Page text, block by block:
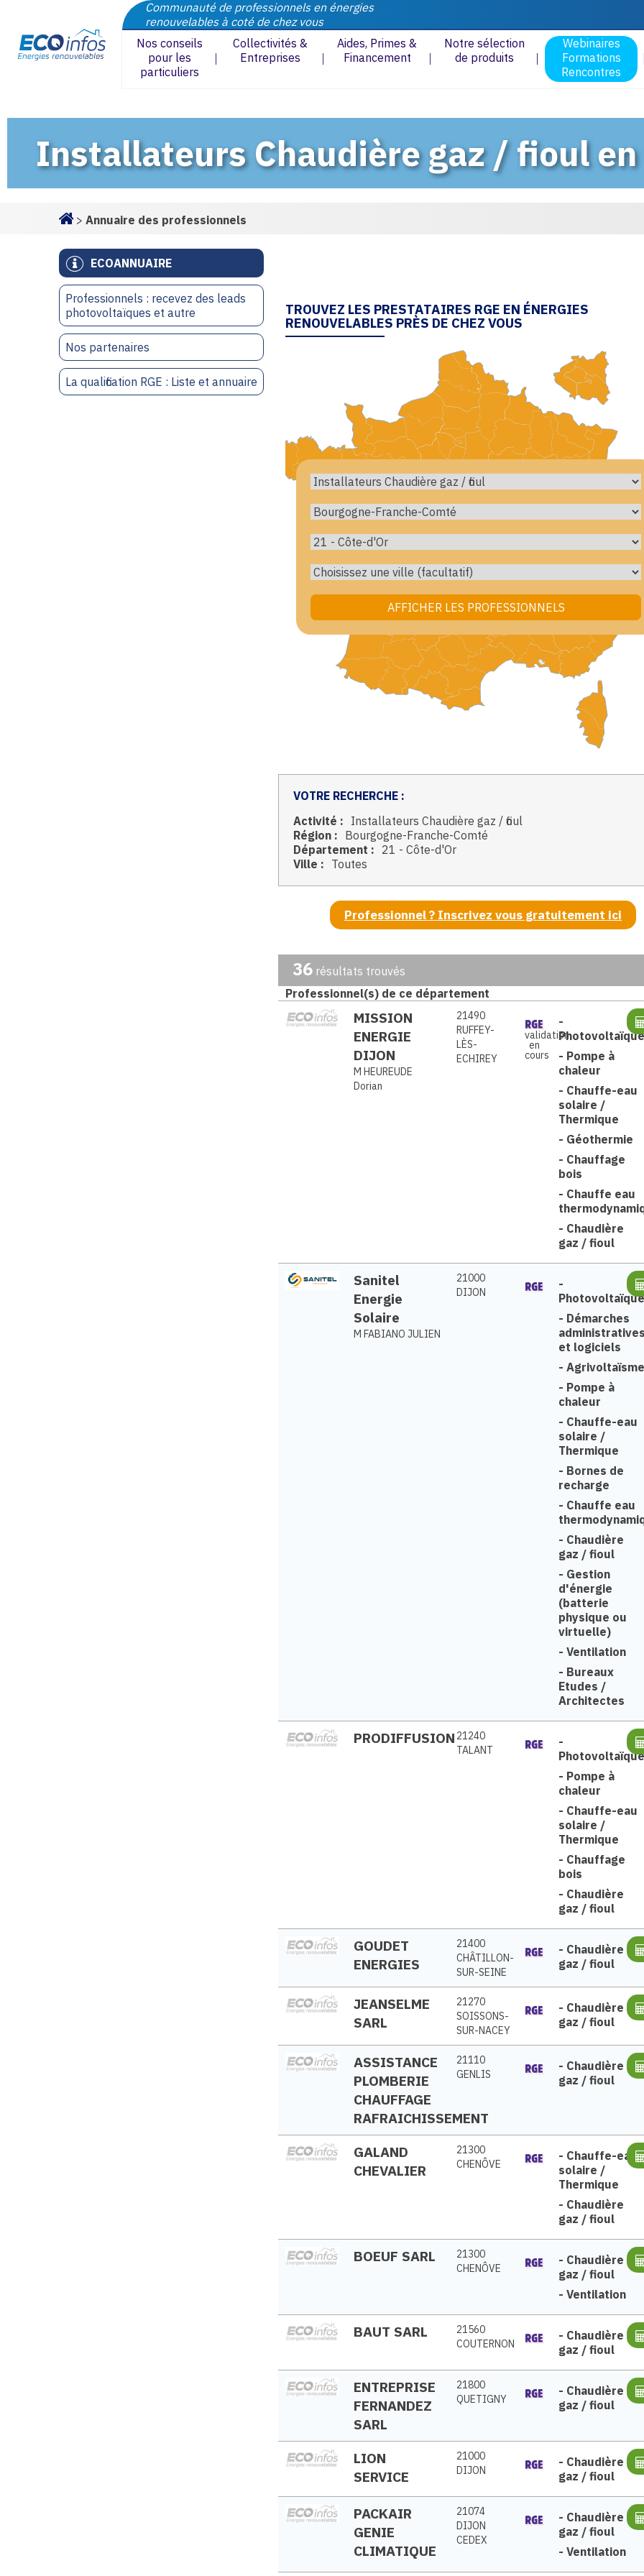
Communauté de professionnels en énergies
renouvelables à coté de chez vous
Nos conseils
pour les
particuliers
Collectivités &
Entreprises
Aides, Primes &
Financement
Notre sélection
de produits
Webinaires
Formations
Rencontres
Installateurs Chaudière gaz / fioul
> Annuaire des professionnels
ECOANNUAIRE
Professionnels : recevez des leads
photovoltaïques et autre
Nos partenaires
La qualification RGE : Liste et annuaire
TROUVEZ LES PRESTATAIRES RGE EN ÉNERGIES
RENOUVELABLES PRÈS DE CHEZ VOUS
VOTRE RECHERCHE :
Activité : Installateurs Chaudière gaz / fioul
Région : Bourgogne-Franche-Comté
Département : 21 - Côte-d'Or
Ville : Toutes
Professionnel ? Inscrivez vous gratuitement ici
36 résultats trouvés
Professionnel(s) de ce département
MISSION
ENERGIE
DIJON
M HEUREUDE
Dorian
21490
RUFFEY-
LÈS-
ECHIREY
validation
en
cours
-
Photovoltaïque
- Pompe à
chaleur
- Chauffe-eau
solaire /
Thermique
- Géothermie
- Chauffage
bois
- Chauffe eau
- Chaudière
gaz / fioul
Sanitel
Energie
Solaire
M FABIANO JULIEN
21000
DIJON
-
Photovoltaïque
- Démarches
administratives
et logiciels
- Agrivoltaïsme
- Pompe à
chaleur
- Chauffe-eau
solaire /
Thermique
- Bornes de
recharge
- Chauffe eau
- Chaudière
gaz / fioul
- Gestion
d'énergie
(batterie
physique ou
virtuelle)
- Ventilation
- Bureaux
Etudes /
Architectes
PRODIFFUSION 21240
TALANT
-
Photovoltaïque
- Pompe à
chaleur
- Chauffe-eau
solaire /
Thermique
- Chauffage
bois
- Chaudière
gaz / fioul
GOUDET
ENERGIES
21400
CHÂTILLON-
SUR-SEINE
- Chaudière
gaz / fioul
JEANSELME
SARL
21270
SOISSONS-
SUR-NACEY
- Chaudière
gaz / fioul
ASSISTANCE
PLOMBERIE
CHAUFFAGE
RAFRAICHISSEMENT
21110
GENLIS
- Chaudière
gaz / fioul
GALAND
CHEVALIER
21300
CHENÔVE
- Chauffe-eau
solaire /
Thermique
- Chaudière
gaz / fioul
BOEUF SARL
21300
CHENÔVE
- Chaudière
gaz / fioul
- Ventilation
BAUT SARL
21560
COUTERNON
- Chaudière
gaz / fioul
ENTREPRISE
FERNANDEZ
SARL
21800
QUETIGNY
- Chaudière
gaz / fioul
LION
SERVICE
21000
DIJON
- Chaudière
gaz / fioul
PACKAIR
GENIE
CLIMATIQUE
21074
DIJON
CEDEX
- Chaudière
gaz / fioul
- Ventilation